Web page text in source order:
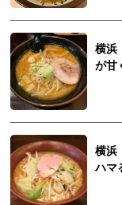
横浜
が甘
横浜
ハマ